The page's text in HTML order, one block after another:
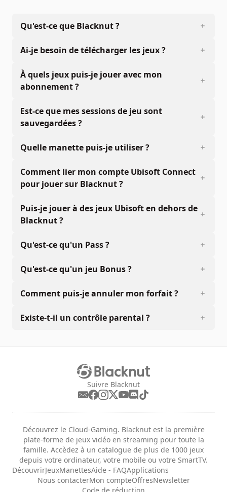
Qu'est-ce que Blacknut ?
Ai-je besoin de télécharger les jeux ?
À quels jeux puis-je jouer avec mon
abonnement ?
Est-ce que mes sessions de jeu sont
sauvegardées ?
Quelle manette puis-je utiliser ?
Comment lier mon compte Ubisoft Connect
pour jouer sur Blacknut ?
Puis-je jouer à des jeux Ubisoft en dehors de
Blacknut ?
Qu'est-ce qu'un Pass ?
Qu'est-ce qu'un jeu Bonus ?
Comment puis-je annuler mon forfait ?
Existe-t-il un contrôle parental ?
Suivre Blacknut
Découvrez le Cloud-Gaming. Blacknut est la première
plate-forme de jeux vidéo en streaming pour toute la
famille. Accèdez à un catalogue de plus de 1000 jeux
depuis votre ordinateur, votre mobile ou votre SmartTV.
DécouvrirJeuxManettesAide - FAQApplications
Nous contacterMon compteOffresNewsletter